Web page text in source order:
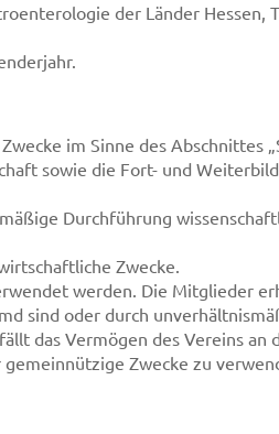
der Länder Hessen,
im Sinne des Abschnittes
sowie die Fort- und
Durchführung
Zwecke.
werden. Die Mitglieder
sind oder durch
das Vermögen des Vereins an
Zwecke zu